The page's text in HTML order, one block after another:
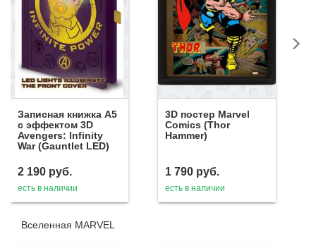
Записная книжка А5
с эффектом 3D
Avengers: Infinity
War (Gauntlet LED)
2 190 руб.
есть в наличии
3D постер Marvel
Comics (Thor
Hammer)
1 790 руб.
есть в наличии
Вселенная MARVEL